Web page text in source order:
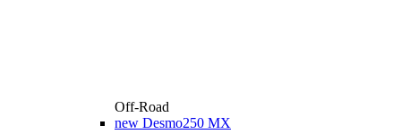
Off-Road
new Desmo250 MX